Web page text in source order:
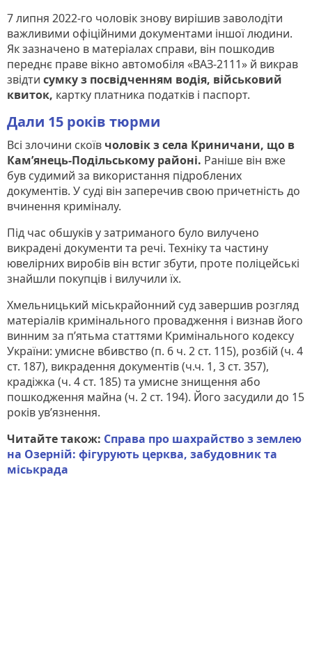
7 липня 2022-го чоловік знову вирішив заволодіти
важливими офіційними документами іншої людини.
Як зазначено в матеріалах справи, він пошкодив
переднє праве вікно автомобіля «ВАЗ-2111» й викрав
звідти сумку з посвідченням водія, військовий
квиток, картку платника податків і паспорт.
Дали 15 років тюрми
Всі злочини скоїв чоловік з села Криничани, що в
Кам’янець-Подільському районі. Раніше він вже
був судимий за використання підроблених
документів. У суді він заперечив свою причетність до
вчинення криміналу.
Під час обшуків у затриманого було вилучено
викрадені документи та речі. Техніку та частину
ювелірних виробів він встиг збути, проте поліцейські
знайшли покупців і вилучили їх.
Хмельницький міськрайонний суд завершив розгляд
матеріалів кримінального провадження і визнав його
винним за п’ятьма статтями Кримінального кодексу
України: умисне вбивство (п. 6 ч. 2 ст. 115), розбій (ч. 4
ст. 187), викрадення документів (ч.ч. 1, 3 ст. 357),
крадіжка (ч. 4 ст. 185) та умисне знищення або
пошкодження майна (ч. 2 ст. 194). Його засудили до 15
років ув’язнення.
Читайте також: Справа про шахрайство з землею
на Озерній: фігурують церква, забудовник та
міськрада